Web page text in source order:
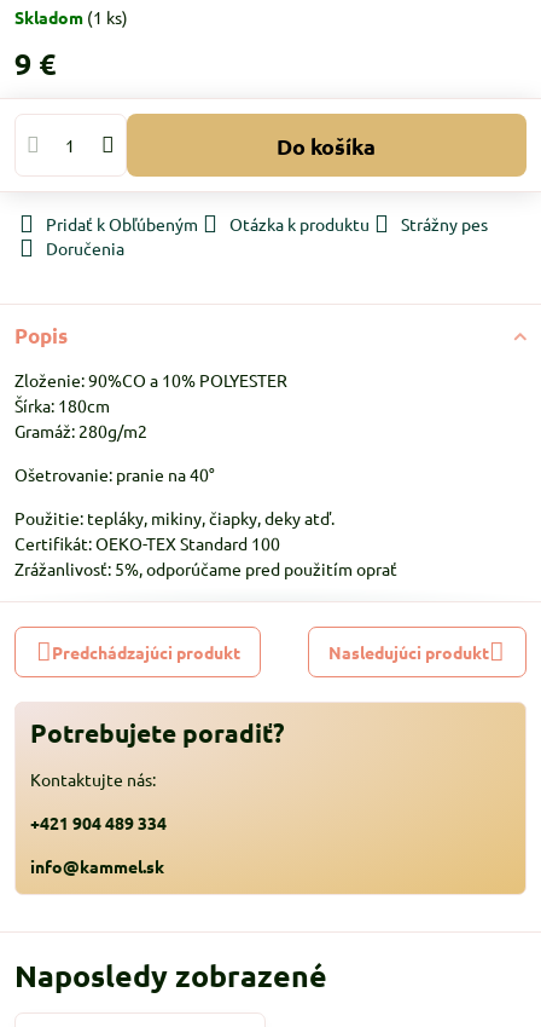
Skladom (1 ks)
9 €
Do košíka
Pridať k Obľúbeným Otázka k produktu
Strážny pes
Doručenia
Popis
Zloženie: 90%CO a 10% POLYESTER
Šírka: 180cm
Gramáž: 280g/m2
Ošetrovanie: pranie na 40°
Použitie: tepláky, mikiny, čiapky, deky atď.
Certifikát: OEKO-TEX Standard 100
Zrážanlivosť: 5%, odporúčame pred použitím oprať
Predchádzajúci produkt Nasledujúci produkt
Potrebujete poradiť?
Kontaktujte nás:
+421 904 489 334
info@kammel.sk
Naposledy zobrazené